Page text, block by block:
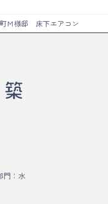
Ｍ様邸 床下エアコン
門：水